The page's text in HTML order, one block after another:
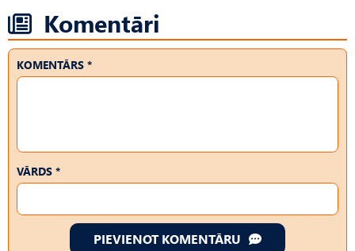
Komentāri
KOMENTĀRS *
VĀRDS *
PIEVIENOT KOMENTĀRU